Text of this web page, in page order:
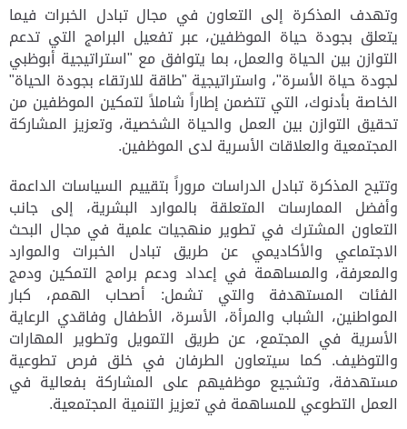
وتهدف المذكرة إلى التعاون في مجال تبادل الخبرات فيما
يتعلق بجودة حياة الموظفين، عبر تفعيل البرامج التي تدعم
التوازن بين الحياة والعمل، بما يتوافق مع "استراتيجية أبوظبي
لجودة حياة الأسرة"، واستراتيجية "طاقة للارتقاء بجودة الحياة"
الخاصة بأدنوك، التي تتضمن إطاراً شاملاً لتمكين الموظفين من
تحقيق التوازن بين العمل والحياة الشخصية، وتعزيز المشاركة
المجتمعية والعلاقات الأسرية لدى الموظفين.
وتتيح المذكرة تبادل الدراسات مروراً بتقييم السياسات الداعمة
وأفضل الممارسات المتعلقة بالموارد البشرية، إلى جانب
التعاون المشترك في تطوير منهجيات علمية في مجال البحث
الاجتماعي والأكاديمي عن طريق تبادل الخبرات والموارد
والمعرفة، والمساهمة في إعداد ودعم برامج التمكين ودمج
الفئات المستهدفة والتي تشمل: أصحاب الهمم، كبار
المواطنين، الشباب والمرأة، الأسرة، الأطفال وفاقدي الرعاية
الأسرية في المجتمع، عن طريق التمويل وتطوير المهارات
والتوظيف. كما سيتعاون الطرفان في خلق فرص تطوعية
مستهدفة، وتشجيع موظفيهم على المشاركة بفعالية في
العمل التطوعي للمساهمة في تعزيز التنمية المجتمعية.